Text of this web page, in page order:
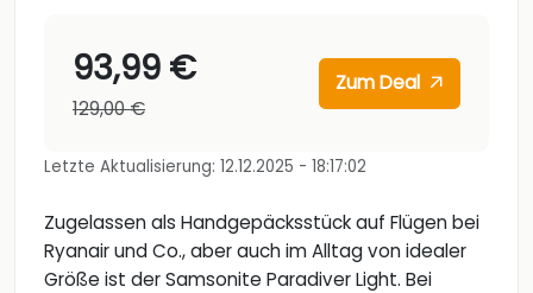
93,99 €
129,00 €
Zum Deal
Letzte Aktualisierung: 12.12.2025 - 18:17:02
Zugelassen als Handgepäcksstück auf Flügen bei
Ryanair und Co., aber auch im Alltag von idealer
Größe ist der Samsonite Paradiver Light. Bei